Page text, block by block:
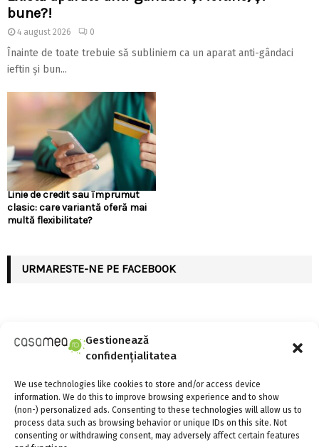
Gestionează
confidențialitatea
We use technologies like cookies to store and/or access device
information. We do this to improve browsing experience and to show
(non-) personalized ads. Consenting to these technologies will allow us to
process data such as browsing behavior or unique IDs on this site. Not
consenting or withdrawing consent, may adversely affect certain features
bune?!
4 august 2026 0
Înainte de toate trebuie să subliniem ca un aparat anti-gândaci
ieftin și bun...
Linie de credit sau împrumut
clasic: care variantă oferă mai
multă flexibilitate?
URMARESTE-NE PE FACEBOOK
ARTICOLE RECENTE
Linie de credit sau împrumut clasic: care variantă
oferă mai multă flexibilitate?
4 august 2026